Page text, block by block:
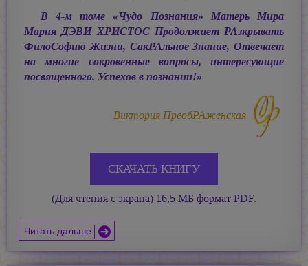
В 4-м томе «Чудо Познания» Матерь Мира
Мария ДЭВИ ХРИСТОСПродолжает РАзкрывать
ФилоСофию Жизни, СакРАльное Знание, Отвечает
на многие сокровенные вопросы, интересующие
посвящённого. Успехов в познании!»
Виктория ПреобРАженская
СКАЧАТЬ КНИГУ
(Для чтения с экрана) 16,5 МБ формат PDF.
Читать дальше